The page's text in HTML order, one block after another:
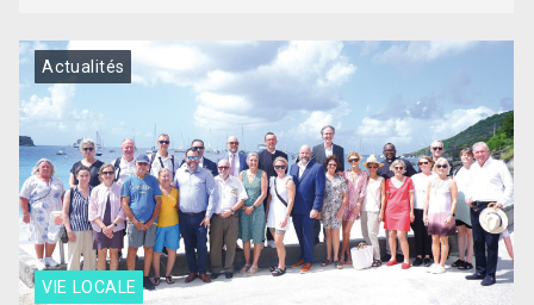
VIE LOCALE
Actualités